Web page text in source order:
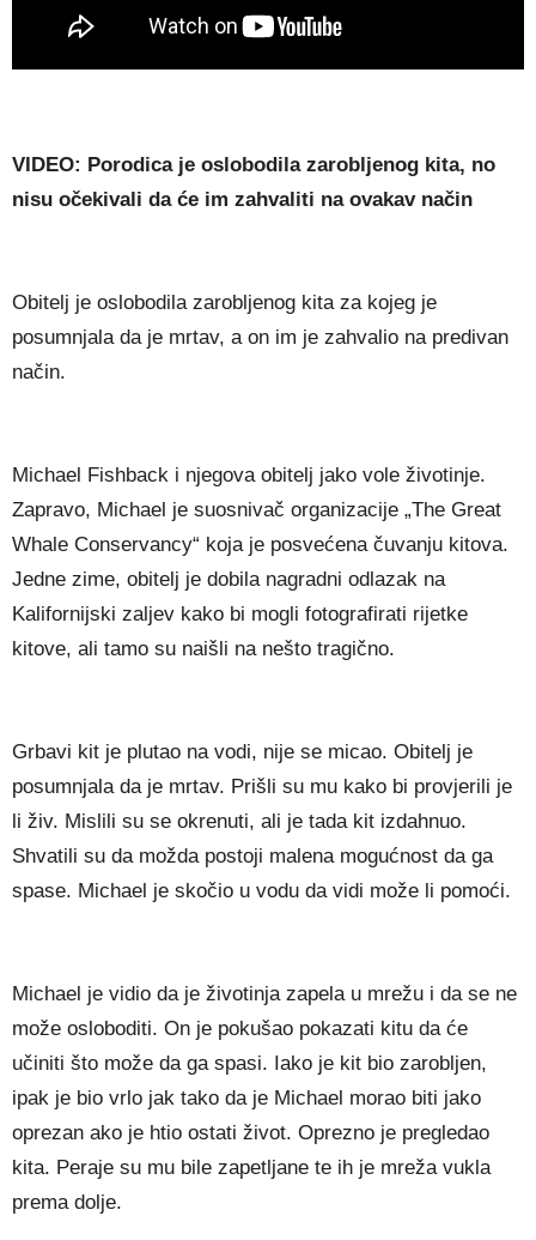
VIDEO: Porodica je oslobodila zarobljenog kita, no
nisu očekivali da će im zahvaliti na ovakav način
Obitelj je oslobodila zarobljenog kita za kojeg je
posumnjala da je mrtav, a on im je zahvalio na predivan
način.
Michael Fishback i njegova obitelj jako vole životinje.
Zapravo, Michael je suosnivač organizacije „The Great
Whale Conservancy“ koja je posvećena čuvanju kitova.
Jedne zime, obitelj je dobila nagradni odlazak na
Kalifornijski zaljev kako bi mogli fotografirati rijetke
kitove, ali tamo su naišli na nešto tragično.
Grbavi kit je plutao na vodi, nije se micao. Obitelj je
posumnjala da je mrtav. Prišli su mu kako bi provjerili je
li živ. Mislili su se okrenuti, ali je tada kit izdahnuo.
Shvatili su da možda postoji malena mogućnost da ga
spase. Michael je skočio u vodu da vidi može li pomoći.
Michael je vidio da je životinja zapela u mrežu i da se ne
može osloboditi. On je pokušao pokazati kitu da će
učiniti što može da ga spasi. Iako je kit bio zarobljen,
ipak je bio vrlo jak tako da je Michael morao biti jako
oprezan ako je htio ostati život. Oprezno je pregledao
kita. Peraje su mu bile zapetljane te ih je mreža vukla
prema dolje.